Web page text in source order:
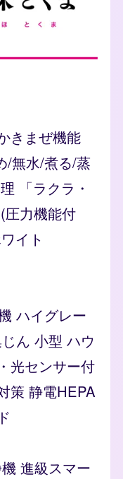
きまぜ機能
/無水/煮る/蒸
「ラクラ・
圧力機能付
イト
ハイグレー
ん 小型 ハウ
光センサー付
策 静電HEPA
進級スマー